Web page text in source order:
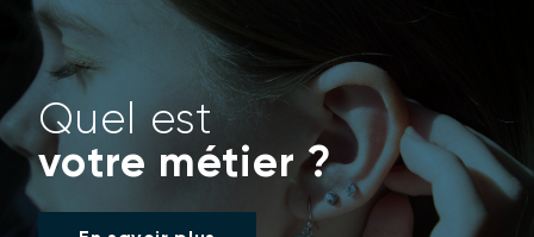
Quel est
votre métier ?